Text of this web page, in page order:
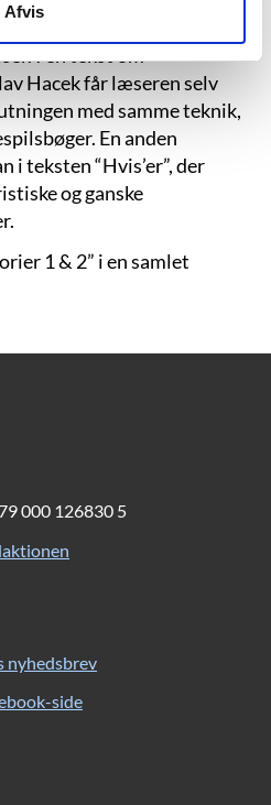
Afvis
I en tekst om
Hacek får læseren selv
med samme teknik,
En anden
i teksten“Hvis’er”, der
og ganske
1 & 2” i en samlet
000 126830 5
nyhedsbrev
side